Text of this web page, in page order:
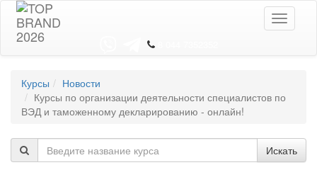
Toggle
Курсы
Новости
Курсы по организации деятельности специалистов по
ВЭД и таможенному декларированию - онлайн!
Искать